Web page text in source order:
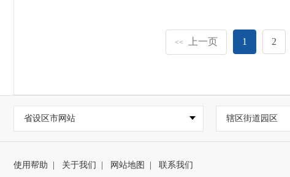
<< 上一页 1 2
省设区市网站 辖区街道园区
使用帮助 关于我们 网站地图 联系我们